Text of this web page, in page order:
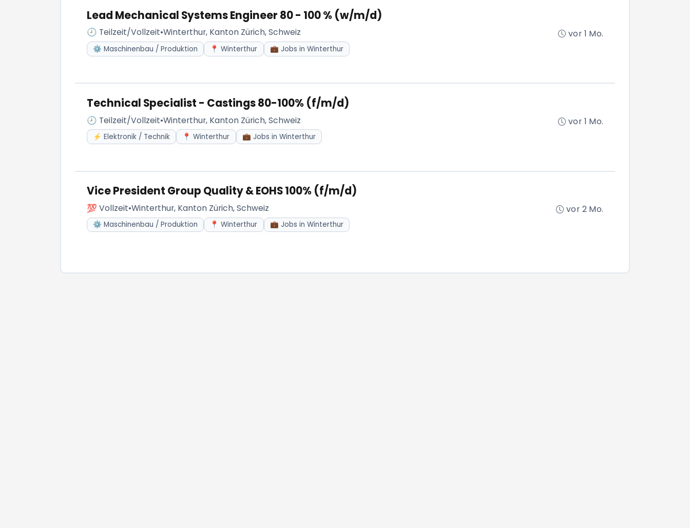
Lead Mechanical Systems Engineer 80 - 100 % (w/m/d)
🕗 Teilzeit/Vollzeit•Winterthur, Kanton Zürich, Schweiz
⚙️ Maschinenbau / Produktion 📍 Winterthur 💼 Jobs in Winterthur
vor 1 Mo.
Technical Specialist - Castings 80-100% (f/m/d)
🕗 Teilzeit/Vollzeit•Winterthur, Kanton Zürich, Schweiz
⚡ Elektronik / Technik 📍 Winterthur 💼 Jobs in Winterthur
vor 1 Mo.
Vice President Group Quality & EOHS 100% (f/m/d)
💯 Vollzeit•Winterthur, Kanton Zürich, Schweiz
⚙️ Maschinenbau / Produktion 📍 Winterthur 💼 Jobs in Winterthur
vor 2 Mo.